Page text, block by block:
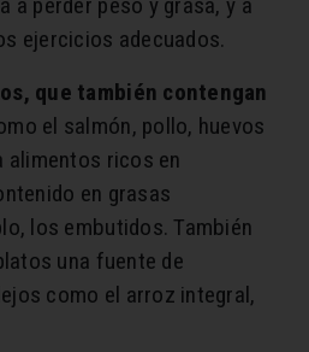
a perder peso y grasa, y a
ejercicios adecuados.
que también contengan
el salmón, pollo, huevos
alimentos ricos en
en grasas
los embutidos. También
una fuente de
como el arroz integral,